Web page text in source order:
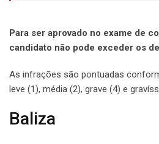
Para ser aprovado no exame de
candidato não pode exceder os
As infrações são pontuadas
leve (1), média (2), grave (4) e
Baliza